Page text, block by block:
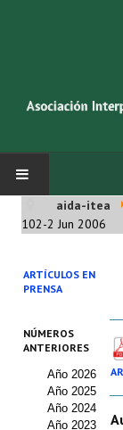
INICIO
Cincuentenario
Organigrama
Estatutos
aida-itea
102-2 Jun 2006
ARTÍCULOS EN
PRENSA
NÚMEROS
ANTERIORES
Año 2026
Año 2025
Año 2024
Año 2023